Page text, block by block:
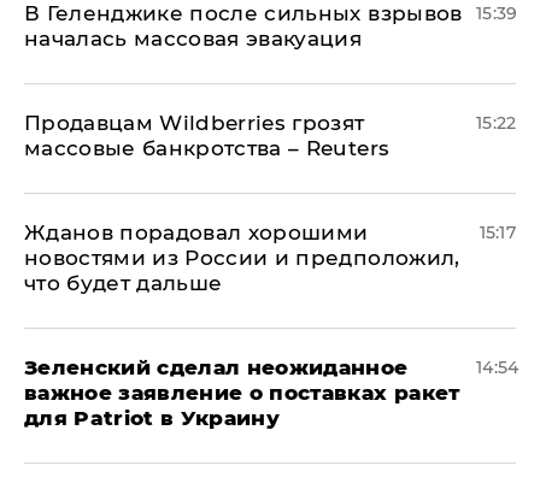
В Геленджике после сильных взрывов
началась массовая эвакуация
15:39
Продавцам Wildberries грозят
массовые банкротства – Reuters
15:22
Жданов порадовал хорошими
новостями из России и предположил,
что будет дальше
15:17
Зеленский сделал неожиданное
важное заявление о поставках ракет
для Patriot в Украину
14:54